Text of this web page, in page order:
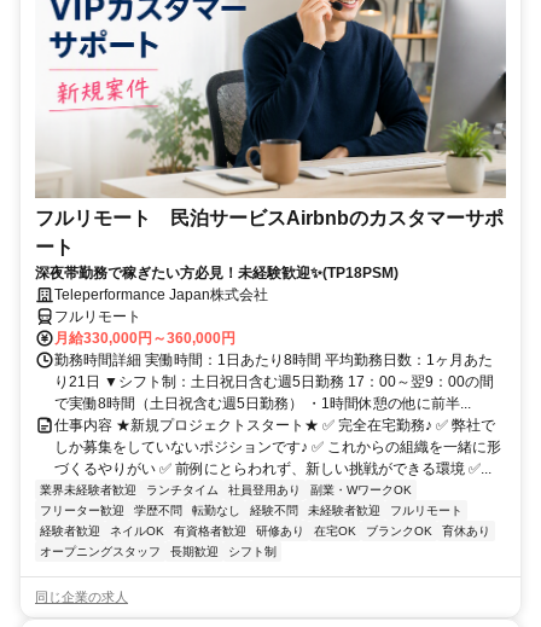
フルリモート 民泊サービスAirbnbのカスタマーサポ
ート
深夜帯勤務で稼ぎたい方必見！未経験歓迎✨(TP18PSM)
Teleperformance Japan株式会社
フルリモート
月給330,000円～360,000円
勤務時間詳細 実働時間：1日あたり8時間 平均勤務日数：1ヶ月あた
り21日 ▼シフト制：土日祝日含む週5日勤務 17：00～翌9：00の間
で実働8時間（土日祝含む週5日勤務） ・1時間休憩の他に前半...
仕事内容 ★新規プロジェクトスタート★ ✅ 完全在宅勤務♪ ✅ 弊社で
しか募集をしていないポジションです♪ ✅ これからの組織を一緒に形
づくるやりがい ✅ 前例にとらわれず、新しい挑戦ができる環境 ✅...
業界未経験者歓迎 ランチタイム 社員登用あり
副業・WワークOK
フリーター歓迎
学歴不問 転勤なし 経験不問 未経験者歓迎
フルリモート
経験者歓迎
ネイルOK 有資格者歓迎 研修あり 在宅OK ブランクOK
育休あり
オープニングスタッフ
長期歓迎 シフト制
同じ企業の求人